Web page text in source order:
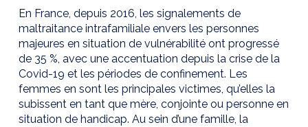
En France, depuis 2016, les signalements de
maltraitance intrafamiliale envers les personnes
majeures en situation de vulnérabilité ont progressé
de 35 %, avec une accentuation depuis la crise de la
Covid-19 et les périodes de confinement. Les
femmes en sont les principales victimes, qu’elles la
subissent en tant que mère, conjointe ou personne en
situation de handicap. Au sein d’une famille, la